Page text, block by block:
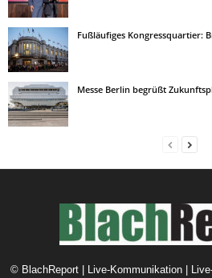
Fußläufiges Kongressquartier:
Messe Berlin begrüßt
© BlachReport | Live-Kommunikation |